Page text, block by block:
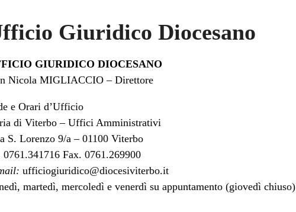
Giuridico Diocesano
GIURIDICO DIOCESANO
Nicola MIGLIACCIO – Direttore
e Orari d’Ufficio
di Viterbo – Uffici Amministrativi
S. Lorenzo 9/a – 01100 Viterbo
0761.341716 Fax. 0761.269900
ufficiogiuridico@diocesiviterbo.it
martedì, mercoledì e venerdì su appuntamento (giovedì chiuso)